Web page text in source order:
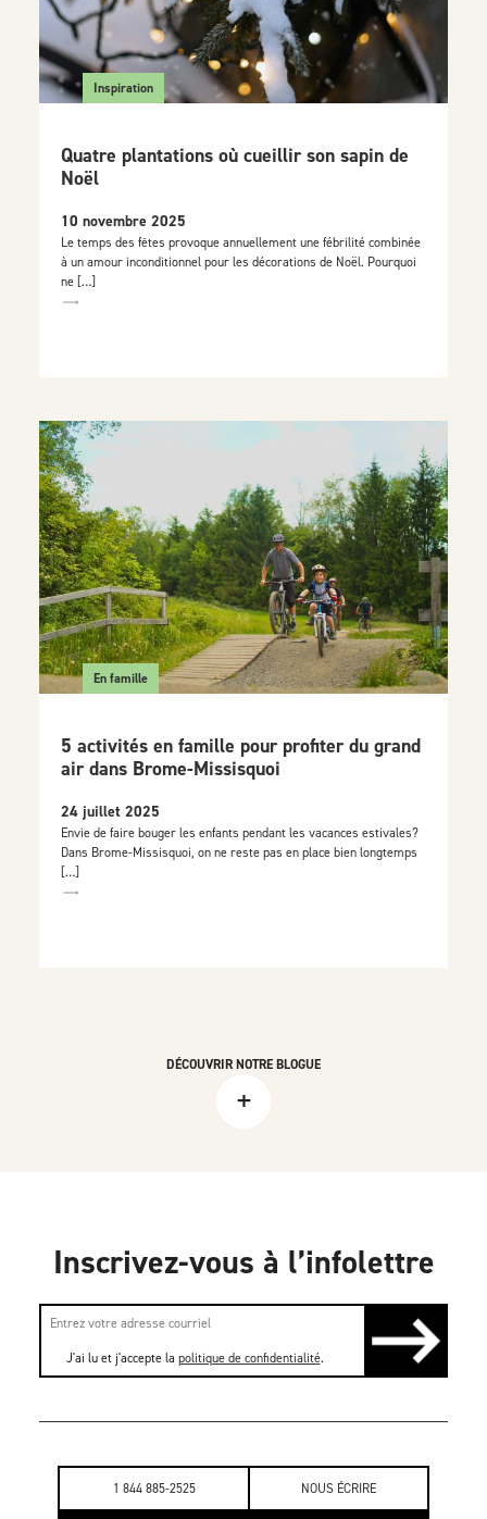
1 844 885-2525 NOUS ÉCRIRE
Inspiration
Quatre plantations où cueillir son sapin de
Noël
10 novembre 2025
Le temps des fêtes provoque annuellement une fébrilité combinée
à un amour inconditionnel pour les décorations de Noël. Pourquoi
ne […]
En famille
5 activités en famille pour profiter du grand
air dans Brome-Missisquoi
24 juillet 2025
Envie de faire bouger les enfants pendant les vacances estivales?
Dans Brome-Missisquoi, on ne reste pas en place bien longtemps
[…]
DÉCOUVRIR NOTRE BLOGUE
+
Inscrivez-vous à l’infolettre
J'ai lu et j'accepte la politique de confidentialité.